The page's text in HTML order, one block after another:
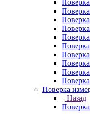
Поверка
Поверка
Назад